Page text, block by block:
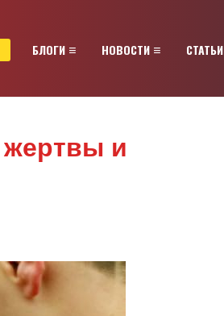
БЛОГИ НОВОСТИ СТАТЬИ
и